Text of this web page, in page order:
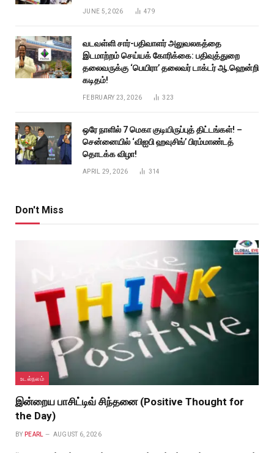
JUNE 5, 2026 479
வடவள்ளி சார்-பதிவாளர் அலுவலகத்தை
இடமாற்றம் செய்யக் கோரிக்கை: பதிவுத்துறை
தலைவருக்கு ‘பெயிரா’ தலைவர் டாக்டர் ஆ.ஹென்றி
கடிதம்!
FEBRUARY 23, 2026 323
ஒரே நாளில் 7 மெகா குடியிருப்புத் திட்டங்கள்! –
சென்னையில் ‘விஐபி ஹவுசிங்’ பிரம்மாண்டத்
தொடக்க விழா!
APRIL 29, 2026 314
Don't Miss
உடல்நலம்
இன்றைய பாசிட்டிவ் சிந்தனை (Positive Thought for
the Day)
BY PEARL AUGUST 6, 2026